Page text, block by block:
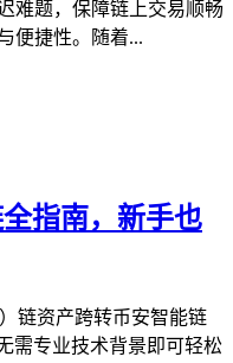
难题，保障链上交易顺畅
便捷性。随着...
指南，新手也
链资产跨转币安智能链
需专业技术背景即可轻松